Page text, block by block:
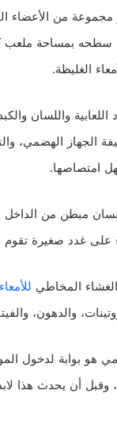
سطحه بمساحة ملعب
الغليظة.
اللعابية واللسان
الجهاز الهضمي،
امتصاصها.
مبطن من الداخل
على غدد صغيرة
المخاطي
والدهون،
هو بوابة لدخول
وقبل أن يحدث هذا